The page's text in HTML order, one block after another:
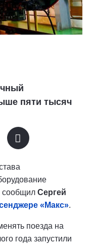
пяти тысяч
сообщил Сергей
«Макс».
поезда на
года запустили